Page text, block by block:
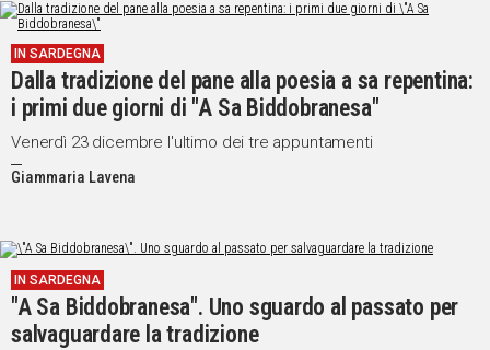
IN SARDEGNA
Dalla tradizione del pane alla poesia a sa repentina:
i primi due giorni di "A Sa Biddobranesa"
Venerdì 23 dicembre l'ultimo dei tre appuntamenti
Giammaria Lavena
IN SARDEGNA
"A Sa Biddobranesa". Uno sguardo al passato per
salvaguardare la tradizione